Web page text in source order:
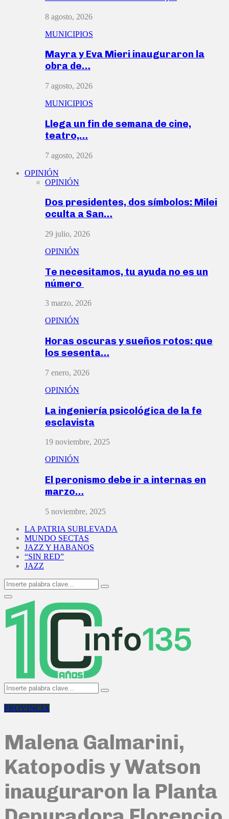
8 agosto, 2026
MUNICIPIOS
Mayra y Eva Mieri inauguraron la
obra de…
7 agosto, 2026
MUNICIPIOS
Llega un fin de semana de cine,
teatro,…
7 agosto, 2026
OPINIÓN
OPINIÓN
Dos presidentes, dos símbolos: Milei
oculta a San…
29 julio, 2026
OPINIÓN
Te necesitamos, tu ayuda no es un
número
3 marzo, 2026
OPINIÓN
Horas oscuras y sueños rotos: que
los sesenta…
7 enero, 2026
OPINIÓN
La ingeniería psicológica de la fe
esclavista
19 noviembre, 2025
OPINIÓN
El peronismo debe ir a internas en
marzo…
5 noviembre, 2025
LA PATRIA SUBLEVADA
MUNDO SECTAS
JAZZ Y HABANOS
“SIN RED”
JAZZ
Search
for:
Search
Primary
Menu
Search
for:
Search
PROVINCIA
Malena Galmarini,
Katopodis y Watson
inauguraron la Planta